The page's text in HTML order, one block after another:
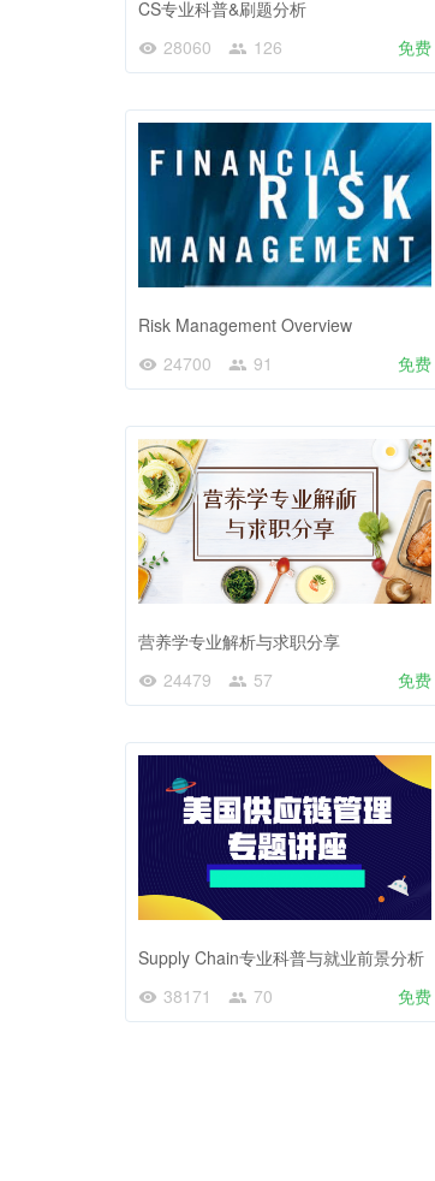
CS专业科普&刷题分析
28060
126 免费
Risk Management Overview
24700
91 免费
营养学专业解析与求职分享
24479
57 免费
Supply Chain专业科普与就业前景分析
38171
70 免费